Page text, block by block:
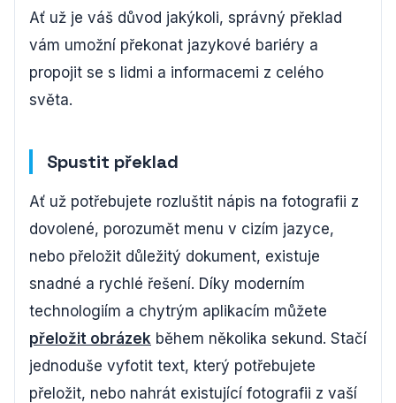
Ať už je váš důvod jakýkoli, správný překlad
vám umožní překonat jazykové bariéry a
propojit se s lidmi a informacemi z celého
světa.
Spustit překlad
Ať už potřebujete rozluštit nápis na fotografii z
dovolené, porozumět menu v cizím jazyce,
nebo přeložit důležitý dokument, existuje
snadné a rychlé řešení. Díky moderním
technologiím a chytrým aplikacím můžete
přeložit obrázek během několika sekund. Stačí
jednoduše vyfotit text, který potřebujete
přeložit, nebo nahrát existující fotografii z vaší